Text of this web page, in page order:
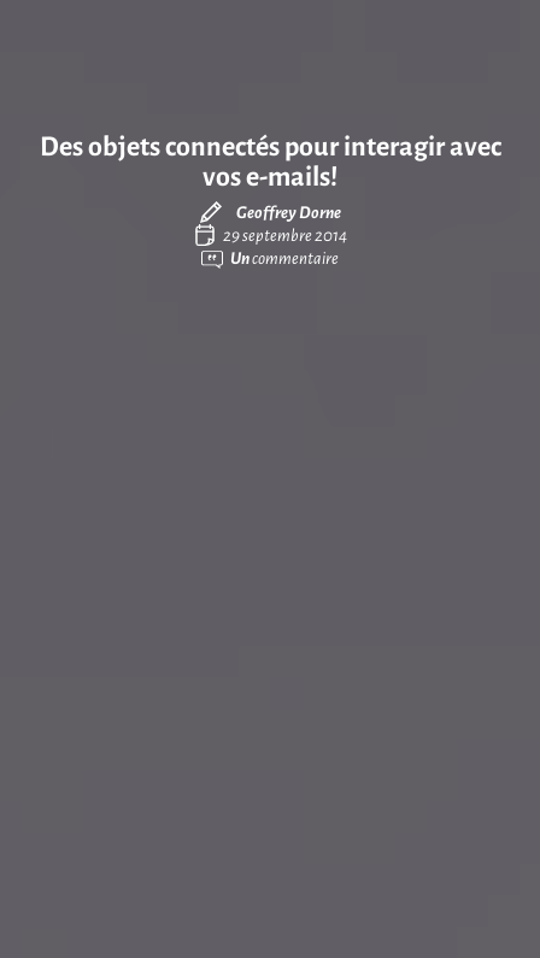
Des objets connectés pour interagir avec
vos e-mails!
Geoffrey Dorne
29 septembre 2014
Uncommentaire